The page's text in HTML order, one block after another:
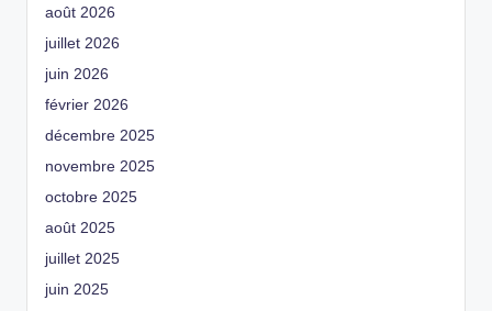
août 2026
juillet 2026
juin 2026
février 2026
décembre 2025
novembre 2025
octobre 2025
août 2025
juillet 2025
juin 2025